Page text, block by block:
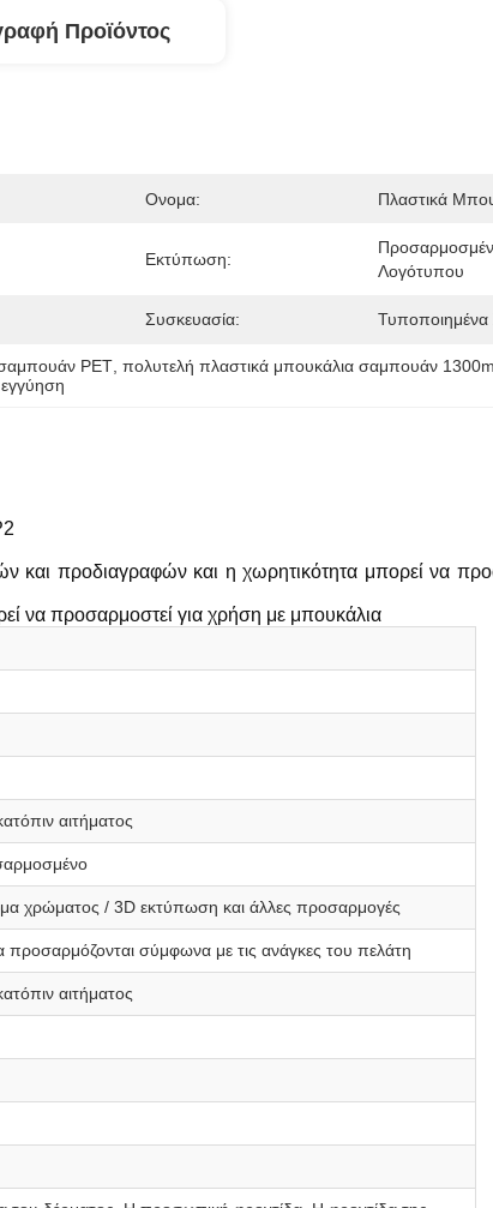
Προϊόντος
Ονομα: Πλαστικά
Εκτύπωση:
Λογότυπου
Συσκευασία: Τυποποιημένα
PET, πολυτελή πλαστικά μπουκάλια σαμπουάν
και προδιαγραφών και η χωρητικότητα μπορεί να
να προσαρμοστεί για χρήση με μπουκάλια
αιτήματος
χρώματος / 3D εκτύπωση και άλλες προσαρμογές
σύμφωνα με τις ανάγκες του πελάτη
αιτήματος